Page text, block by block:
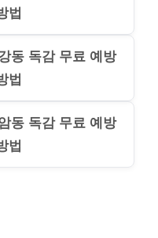
법
동 독감 무료 예방
법
동 독감 무료 예방
법